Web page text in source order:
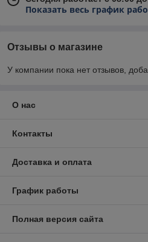
Показать весь график
Отзывы о магазине
У компании пока нет отзывов,
О нас
Контакты
Доставка и оплата
График работы
Полная версия сайта